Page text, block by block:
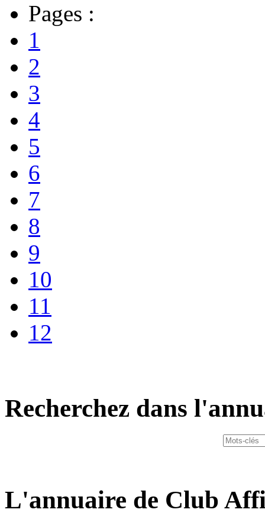
Pages :
1
2
3
4
5
6
7
8
9
10
11
12
Recherchez dans
L'annuaire de Club